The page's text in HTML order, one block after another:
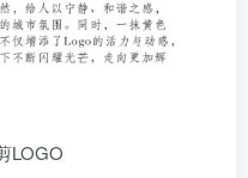
LOGO